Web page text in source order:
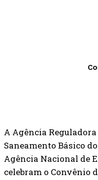
A Agência
Saneamento Básico
Agência Nacional de
celebram o Convênio